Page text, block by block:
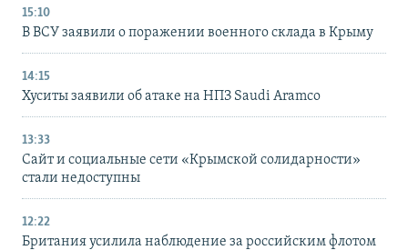
15:10
В ВСУ заявили о поражении военного склада в Крыму
14:15
Хуситы заявили об атаке на НПЗ Saudi Aramco
13:33
Сайт и социальные сети «Крымской солидарности»
стали недоступны
12:22
Британия усилила наблюдение за российским флотом